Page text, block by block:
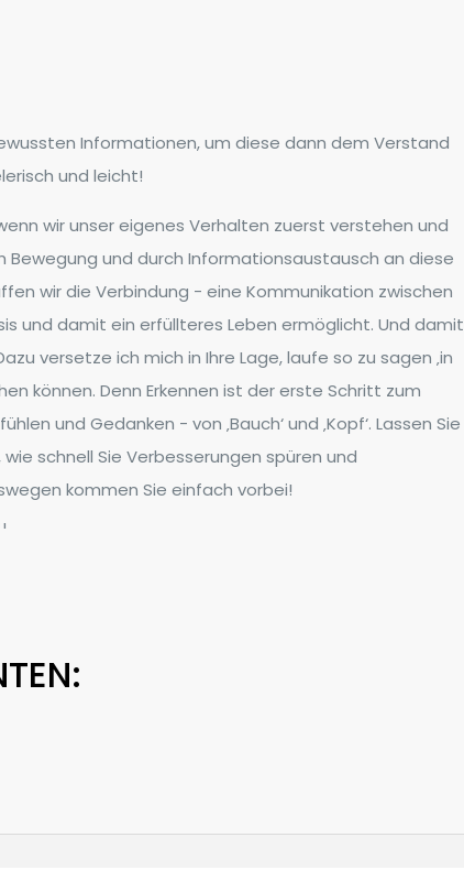
Informationen, um diese dann dem Verstand
und leicht!
wir unser eigenes Verhalten zuerst verstehen und
und durch Informationsaustausch an diese
wir die Verbindung - eine Kommunikation zwischen
und damit ein erfüllteres Leben ermöglicht. Und damit
versetze ich mich in Ihre Lage, laufe so zu sagen ‚in
können. Denn Erkennen ist der erste Schritt zum
und Gedanken - von ‚Bauch‘ und ‚Kopf‘. Lassen Sie
schnell Sie Verbesserungen spüren und
kommen Sie einfach vorbei!